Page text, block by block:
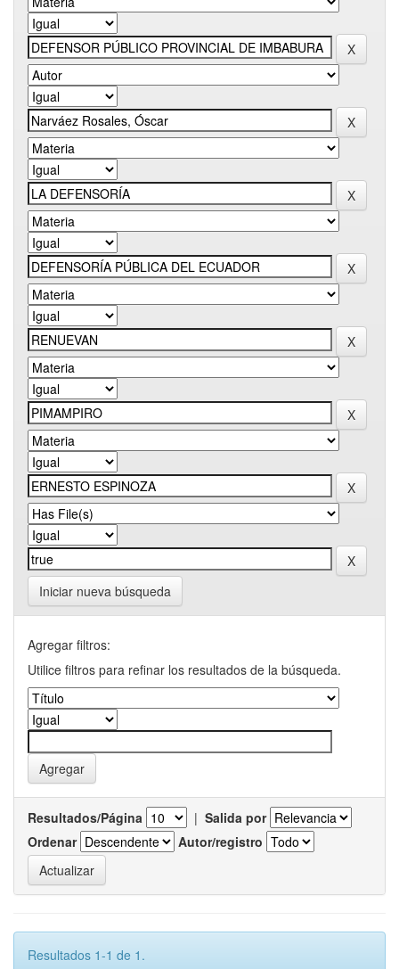
Iniciar nueva búsqueda
Agregar filtros:
Utilice filtros para refinar los resultados de la búsqueda.
Resultados/Página | Salida por
Ordenar
Autor/registro
Resultados 1-1 de 1.